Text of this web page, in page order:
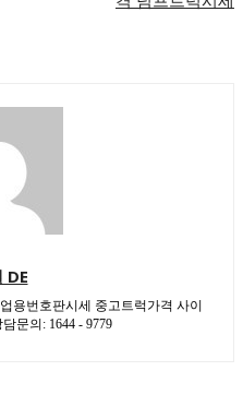
DE
용번호판시세 중고트럭가격 사이
담문의: 1644 - 9779